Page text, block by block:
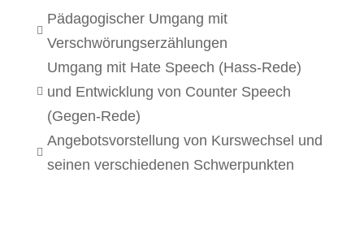

Pädagogischer Umgang mit
Verschwörungserzählungen

Umgang mit Hate Speech (Hass-Rede)
und Entwicklung von Counter Speech
(Gegen-Rede)

Angebotsvorstellung von Kurswechsel und
seinen verschiedenen Schwerpunkten